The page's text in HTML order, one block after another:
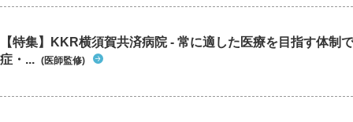
【特集】KKR横須賀共済病院 - 常に適した医療を目指す体制
症・... (医師監修)